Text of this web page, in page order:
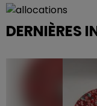
DERNIÈRES